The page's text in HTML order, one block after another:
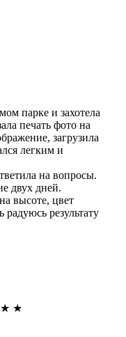
парке и захотела
печать фото на
загрузила
легким и
на вопросы.
двух дней.
высоте, цвет
результату
★ ★